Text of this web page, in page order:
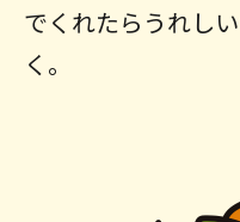
でくれたらうれし
く。